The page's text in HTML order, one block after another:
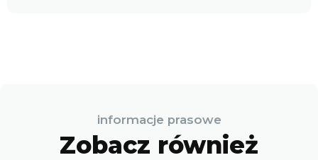
informacje prasowe
Zobacz również